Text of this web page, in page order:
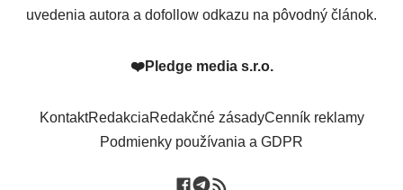
uvedenia autora a dofollow odkazu na pôvodný článok.
❤️Pledge media s.r.o.
KontaktRedakciaRedakčné zásadyCenník reklamy
Podmienky používania a GDPR